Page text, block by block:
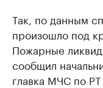
Так, по данным
произошло под
Пожарные
сообщил
главка МЧС по